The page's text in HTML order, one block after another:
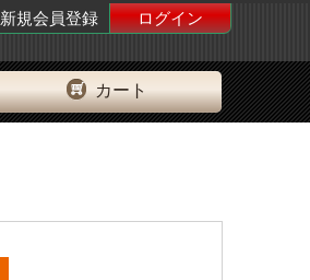
新規会員登録 ログイン
カート